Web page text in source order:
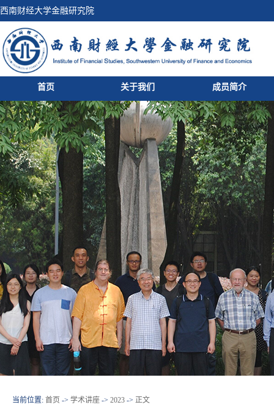
西南财经大学金融研究院
首页 关于我们 成员简介
当前位置: 首页 -> 学术讲座 -> 2023 -> 正文